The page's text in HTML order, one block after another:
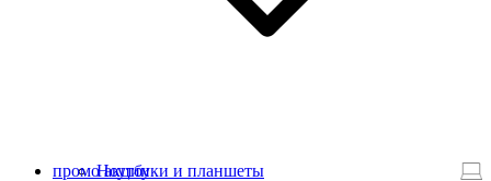
Ноутбуки и планшеты
промо акции